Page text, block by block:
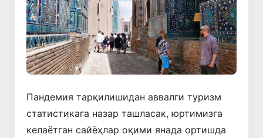
Пандемия тарқилишидан аввалги туризм
статистикага назар ташласак, юртимизга
келаётган сайёҳлар оқими янада ортишда